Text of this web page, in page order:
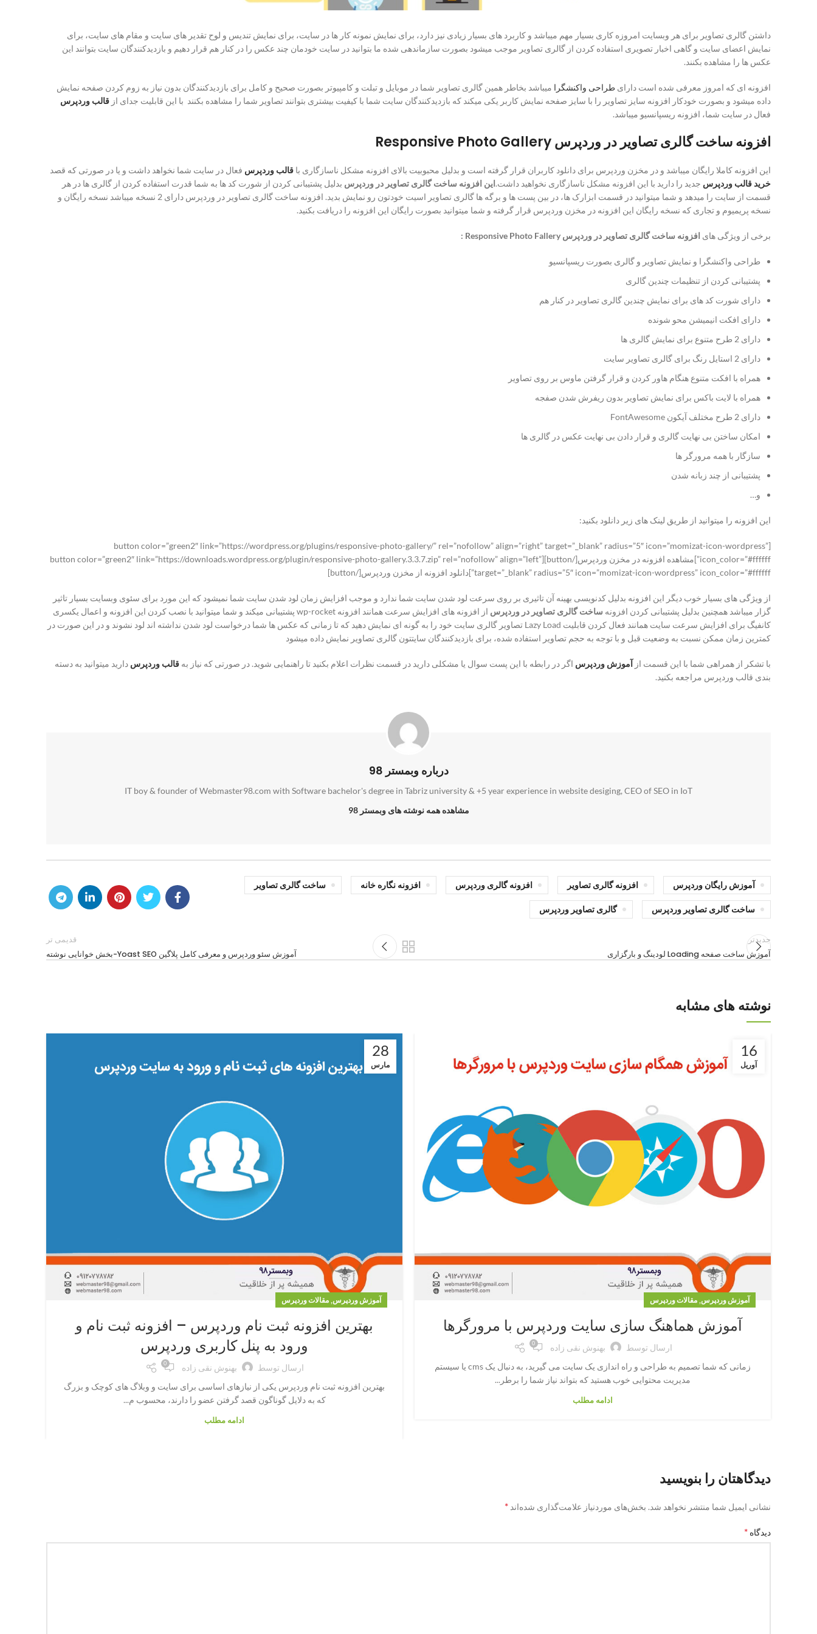
داشتن گالری تصاویر برای هر وبسایت امروزه کاری بسیار مهم میباشد و کاربرد های بسیار زیادی نیز دارد، برای نمایش نمونه کار ها در سایت، برای نمایش تندیس و لوح تقدیر های سایت و مقام های سایت، برای
نمایش اعضای سایت و گاهی اخبار تصویری استفاده کردن از گالری تصاویر موجب میشود بصورت سازماندهی شده ما بتوانید در سایت خودمان چند عکس را در کنار هم قرار دهیم و بازدیدکنندگان سایت بتوانند این
عکس ها را مشاهده بکنند.
افزونه ای که امروز معرفی شده است دارای طراحی واکنشگرا میباشد بخاطر همین گالری تصاویر شما در موبایل و تبلت و کامپیوتر بصورت صحیح و کامل برای بازدیدکنندگان بدون نیاز به زوم کردن صفحه نمایش
داده میشود و بصورت خودکار افزونه سایز تصاویر را با سایز صفحه نمایش کاربر یکی میکند که بازدیدکنندگان سایت شما با کیفیت بیشتری بتوانند تصاویر شما را مشاهده بکنند با این قابلیت جدای از قالب وردپرس
فعال در سایت شما، افزونه ریسپانسیو میباشد.
افزونه ساخت گالری تصاویر در وردپرس Responsive Photo Gallery
این افزونه کاملا رایگان میباشد و در مخزن وردپرس برای دانلود کاربران قرار گرفته است و بدلیل محبوبیت بالای افزونه مشکل ناسازگاری با قالب وردپرس فعال در سایت شما نخواهد داشت و یا در صورتی که قصد
خرید قالب وردپرس جدید را دارید با این افزونه مشکل ناسازگاری نخواهید داشت.این افزونه ساخت گالری تصاویر در وردپرس بدلیل پشتیبانی کردن از شورت کد ها به شما قدرت استفاده کردن از گالری ها در هر
قسمت از سایت را میدهد و شما میتوانید در قسمت ابزارک ها، در بین پست ها و برگه ها گالری تصاویر اسیت خودتون رو نمایش بدید. افزونه ساخت گالری تصاویر در وردپرس دارای 2 نسخه میباشد نسخه رایگان و
نسخه پریمیوم و تجاری که نسخه رایگان این افزونه در مخزن وردپرس قرار گرفته و شما میتوانید بصورت رایگان این افزونه را دریافت بکنید.
برخی از ویژگی های افزونه ساخت گالری تصاویر در وردپرس Responsive Photo Fallery :
طراحی واکنشگرا و نمایش تصاویر و گالری بصورت ریسپانسیو
پشتیبانی کردن از تنظیمات چندین گالری
دارای شورت کد های برای نمایش چندین گالری تصاویر در کنار هم
دارای افکت انیمیشن محو شونده
دارای 2 طرح متنوع برای نمایش گالری ها
دارای 2 استایل رنگ برای گالری تصاویر سایت
همراه با افکت متنوع هنگام هاور کردن و قرار گرفتن ماوس بر روی تصاویر
همراه با لایت باکس برای نمایش تصاویر بدون ریفرش شدن صفجه
دارای 2 طرح مختلف آیکون FontAwesome
امکان ساختن بی نهایت گالری و قرار دادن بی نهایت عکس در گالری ها
سازگار با همه مرورگر ها
پشتیبانی از چند زبانه شدن
و…
این افزونه را میتوانید از طریق لینک های زیر دانلود بکنید:
[button color=”green2″ link=”https://wordpress.org/plugins/responsive-photo-gallery/” rel=”nofollow” align=”right” target=”_blank” radius=”5″ icon=”momizat-icon-wordpress”
icon_color=”#ffffff”]مشاهده افزونه در مخزن وردپرس[/button][button color=”green2″ link=”https://downloads.wordpress.org/plugin/responsive-photo-gallery.3.3.7.zip” rel=”nofollow” align=”left”
target=”_blank” radius=”5″ icon=”momizat-icon-wordpress” icon_color=”#ffffff”]دانلود افزونه از مخزن وردپرس[/button]
از ویژگی های بسیار خوب دیگر این افزونه بدلیل کدنویسی بهینه آن تاثیری بر روی سرعت لود شدن سایت شما ندارد و موجب افزایش زمان لود شدن سایت شما نمیشود که این مورد برای سئوی وبسایت بسیار تاثیر
گزار میباشد همچنین بدلیل پشتیبانی کردن افزونه ساخت گالری تصاویر در وردپرس
از افزونه های افزایش سرعت همانند افزونه wp-rocket پشتیبانی میکند و شما میتوانید با نصب کردن این افزونه و اعمال یکسری
کانفیگ برای افزایش سرعت سایت همانند فعال کردن قابلیت Lazy Load تصاویر گالری سایت خود را به گونه ای نمایش دهید که تا زمانی که عکس ها شما درخواست لود شدن نداشته اند لود نشوند و در این صورت در
کمترین زمان ممکن نسبت به وضعیت قبل و با توجه به حجم تصاویر استفاده شده، برای بازدیدکنندگان سایتتون گالری تصاویر نمایش داده میشود
با تشکر از همراهی شما با این قسمت از آموزش وردپرس اگر در رابطه با این پست سوال یا مشکلی دارید در قسمت نظرات اعلام بکنید تا راهنمایی شوید. در صورتی که نیاز به قالب وردپرس دارید میتوانید به دسته
بندی قالب وردپرس مراجعه بکنید.
درباره وبمستر 98
IT boy & founder of Webmaster98.com with Software bachelor's degree in Tabriz university & +5 year experience in website desiging, CEO of SEO in IoT
مشاهده همه نوشته های وبمستر 98
آموزش رایگان وردپرس افزونه گالری تصاویر افزونه گالری وردپرس افزونه نگاره خانه ساخت گالری تصاویر
ساخت گالری تصاویر وردپرس گالری تصاویر وردپرس
جدیدتر
آموزش ساخت صفحه Loading لودینگ و بارگزاری
قدیمی تر
آموزش سئو وردپرس و معرفی کامل پلاگین Yoast SEO-بخش خوانایی نوشته
نوشته های مشابه
16
آوریل
آموزش وردپرس, مقالات وردپرس
آموزش هماهنگ سازی سایت وردپرس با مرورگرها
ارسال توسط بهنوش نقی زاده 0
زمانی که شما تصمیم به طراحی و راه اندازی یک سایت می گیرید، به دنبال یک cms یا سیستم
مدیریت محتوایی خوب هستید که بتواند نیاز شما را برطر...
ادامه مطلب
28
مارس
آموزش وردپرس, مقالات وردپرس
بهترین افزونه ثبت نام وردپرس – افزونه ثبت نام و
ورود به پنل کاربری وردپرس
ارسال توسط بهنوش نقی زاده 0
بهترین افزونه ثبت نام وردپرس یکی از نیازهای اساسی برای سایت و وبلاگ های کوچک و بزرگ
که به دلایل گوناگون قصد گرفتن عضو را دارند، محسوب م...
ادامه مطلب
دیدگاهتان را بنویسید
نشانی ایمیل شما منتشر نخواهد شد. بخش‌های موردنیاز علامت‌گذاری شده‌اند *
دیدگاه *